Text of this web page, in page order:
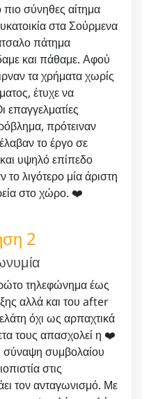
σύνηθες αίτημα
στα Σούρμενα
πάτημα
και πάθαμε. Αφού
τα χρήματα χωρίς
έτυχε να
επαγγελματίες
πρότειναν
το έργο σε
υψηλό επίπεδο
λιγότερο μία άριστη
στο χώρο. ❤️
2
τηλεφώνημα έως
αλλά και του after
όχι ως αρπαχτικά
τους απασχολεί η ❤️
σύναψη συμβολαίου
στις
τον ανταγωνισμό. Με